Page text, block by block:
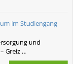
im Studiengang
und
Greiz …